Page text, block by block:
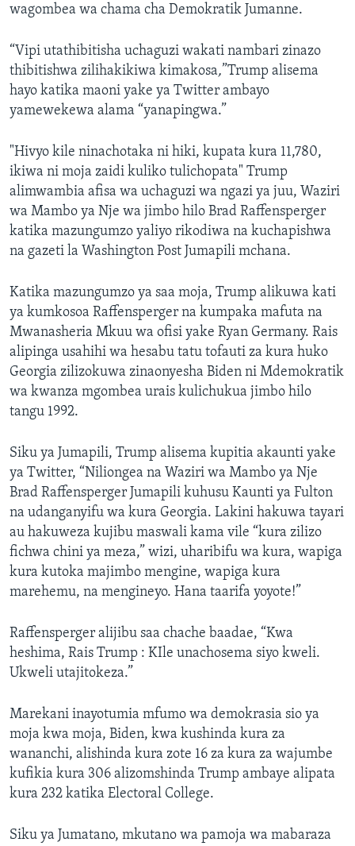
wagombea wa chama cha Demokratik Jumanne.
“Vipi utathibitisha uchaguzi wakati nambari zinazo
thibitishwa zilihakikiwa kimakosa,”Trump alisema
hayo katika maoni yake ya Twitter ambayo
yamewekewa alama “yanapingwa.”
"Hivyo kile ninachotaka ni hiki, kupata kura 11,780,
ikiwa ni moja zaidi kuliko tulichopata" Trump
alimwambia afisa wa uchaguzi wa ngazi ya juu, Waziri
wa Mambo ya Nje wa jimbo hilo Brad Raffensperger
katika mazungumzo yaliyo rikodiwa na kuchapishwa
na gazeti la Washington Post Jumapili mchana.
Katika mazungumzo ya saa moja, Trump alikuwa kati
ya kumkosoa Raffensperger na kumpaka mafuta na
Mwanasheria Mkuu wa ofisi yake Ryan Germany. Rais
alipinga usahihi wa hesabu tatu tofauti za kura huko
Georgia zilizokuwa zinaonyesha Biden ni Mdemokratik
wa kwanza mgombea urais kulichukua jimbo hilo
tangu 1992.
Siku ya Jumapili, Trump alisema kupitia akaunti yake
ya Twitter, “Niliongea na Waziri wa Mambo ya Nje
Brad Raffensperger Jumapili kuhusu Kaunti ya Fulton
na udanganyifu wa kura Georgia. Lakini hakuwa tayari
au hakuweza kujibu maswali kama vile “kura zilizo
fichwa chini ya meza,” wizi, uharibifu wa kura, wapiga
kura kutoka majimbo mengine, wapiga kura
marehemu, na mengineyo. Hana taarifa yoyote!”
Raffensperger alijibu saa chache baadae, “Kwa
heshima, Rais Trump : KIle unachosema siyo kweli.
Ukweli utajitokeza.”
Marekani inayotumia mfumo wa demokrasia sio ya
moja kwa moja, Biden, kwa kushinda kura za
wananchi, alishinda kura zote 16 za kura za wajumbe
kufikia kura 306 alizomshinda Trump ambaye alipata
kura 232 katika Electoral College.
Siku ya Jumatano, mkutano wa pamoja wa mabaraza